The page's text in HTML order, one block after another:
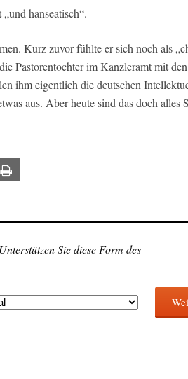
hanseatisch“.
Kurz zuvor fühlte er sich noch als
Pastorentochter im Kanzleramt mit
ihm eigentlich die deutschen
aus. Aber heute sind das doch alles
Sie diese Form des